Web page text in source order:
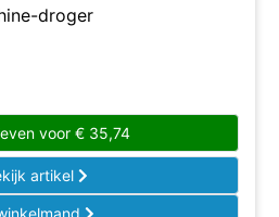
droger
voor € 35,74
artikel